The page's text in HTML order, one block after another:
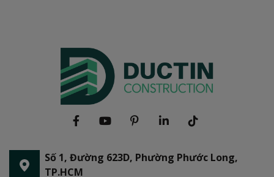
Số 1, Đường 623D, Phường Phước Long,
TP.HCM